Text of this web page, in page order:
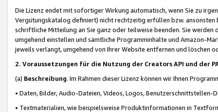
Die Lizenz endet mit sofortiger Wirkung automatisch, wenn Sie zu
Vergütungskatalog definiert) nicht rechtzeitig erfüllen bzw. ansonsten
schriftliche Mitteilung an Sie ganz oder teilweise beenden. Sie werden
umgehend einstellen und sämtliche Programminhalte und Amazon-
jeweils verlangt, umgehend von Ihrer Website entfernen und löschen
2. Voraussetzungen für die Nutzung der Creators API und der
(a) Beschreibung. Im Rahmen dieser Lizenz können wir Ihnen
• Daten, Bilder, Audio-Dateien, Videos, Logos, Benutzerschnittstellen-
• Textmaterialien, wie beispielsweise Produktinformationen in